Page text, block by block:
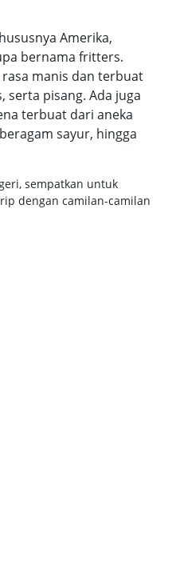
Amerika,
bernama fritters.
manis dan terbuat
serta pisang. Ada juga
terbuat dari aneka
sayur, hingga
sempatkan untuk
dengan camilan-camilan